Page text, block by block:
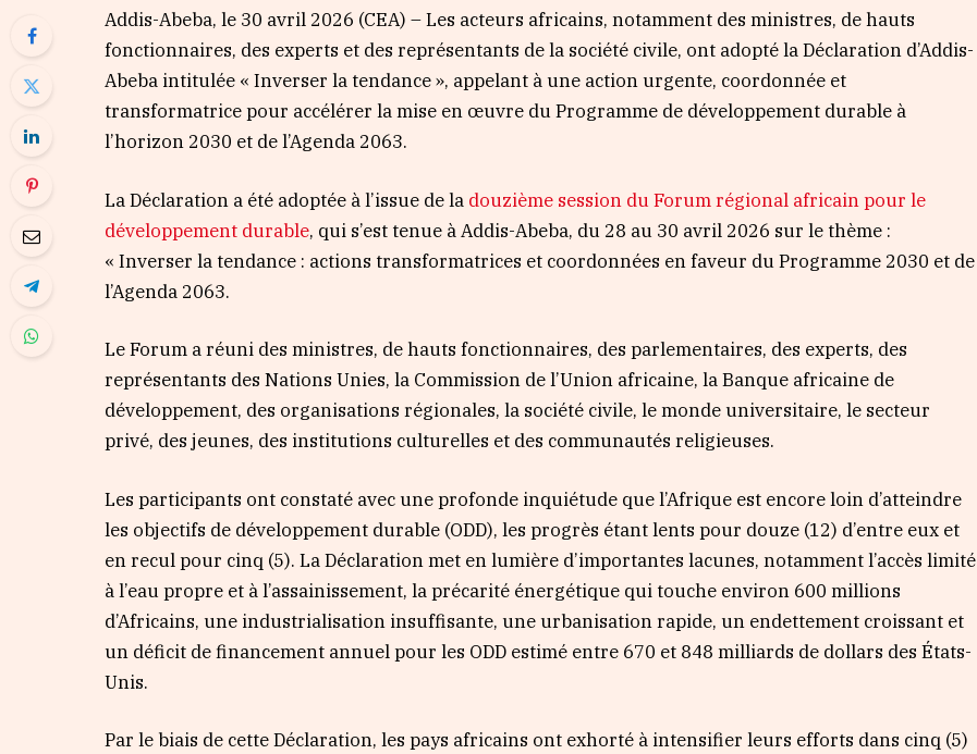
Addis-Abeba, le 30 avril 2026 (CEA) – Les acteurs africains, notamment des ministres, de hauts
fonctionnaires, des experts et des représentants de la société civile, ont adopté la Déclaration d’Addis-
Abeba intitulée « Inverser la tendance », appelant à une action urgente, coordonnée et
transformatrice pour accélérer la mise en œuvre du Programme de développement durable à
l’horizon 2030 et de l’Agenda 2063.
La Déclaration a été adoptée à l’issue de la douzième session du Forum régional africain pour le
développement durable, qui s’est tenue à Addis-Abeba, du 28 au 30 avril 2026 sur le thème :
« Inverser la tendance : actions transformatrices et coordonnées en faveur du Programme 2030 et de
l’Agenda 2063.
Le Forum a réuni des ministres, de hauts fonctionnaires, des parlementaires, des experts, des
représentants des Nations Unies, la Commission de l’Union africaine, la Banque africaine de
développement, des organisations régionales, la société civile, le monde universitaire, le secteur
privé, des jeunes, des institutions culturelles et des communautés religieuses.
Les participants ont constaté avec une profonde inquiétude que l’Afrique est encore loin d’atteindre
les objectifs de développement durable (ODD), les progrès étant lents pour douze (12) d’entre eux et
en recul pour cinq (5). La Déclaration met en lumière d’importantes lacunes, notamment l’accès limité
à l’eau propre et à l’assainissement, la précarité énergétique qui touche environ 600 millions
d’Africains, une industrialisation insuffisante, une urbanisation rapide, un endettement croissant et
un déficit de financement annuel pour les ODD estimé entre 670 et 848 milliards de dollars des États-
Unis.
Par le biais de cette Déclaration, les pays africains ont exhorté à intensifier leurs efforts dans cinq (5)